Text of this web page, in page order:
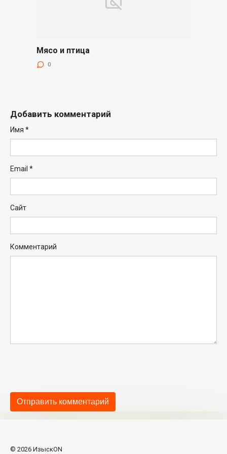
Мясо и птица
0
Добавить комментарий
Имя *
Email *
Сайт
Комментарий
© 2026 ИзыскON